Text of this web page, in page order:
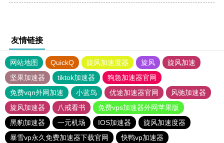
友情链接
网站地图 QuickQ 旋风加速度器 旋风
旋风加速
坚果加速器
tiktok加速器
狗急加速器官网
免费vqn外网加速
小蓝鸟 优途加速器官网
风驰加速器
旋风加速器
八戒看书
免费vps加速器外网苹果版
黑豹加速器
一元机场 IOS加速器
旋风加速度器
暴雪vp永久免费加速器下载官网
快鸭vp加速器